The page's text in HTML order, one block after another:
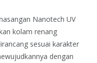
Nanotech UV
kolam renang
sesuai karakter
dengan